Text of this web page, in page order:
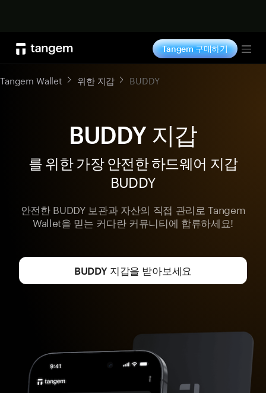
Tangem 구매하기
Tangem Wallet 위한 지갑 BUDDY
BUDDY 지갑
를 위한 가장 안전한 하드웨어 지갑
BUDDY
안전한 BUDDY 보관과 자산의 직접 관리로 Tangem
Wallet을 믿는 커다란 커뮤니티에 합류하세요!
BUDDY 지갑을 받아보세요